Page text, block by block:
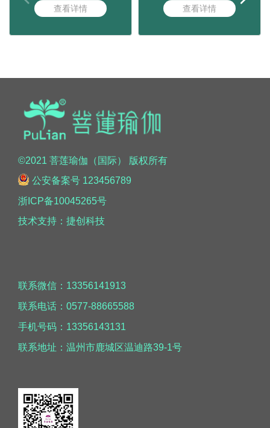
查看详情 查看详情
©2021 菩莲瑜伽（国际） 版权所有
公安备案号 123456789
浙ICP备10045265号
技术支持：捷创科技
联系微信：13356141913
联系电话：0577-88665588
手机号码：13356143131
联系地址：温州市鹿城区温迪路39-1号